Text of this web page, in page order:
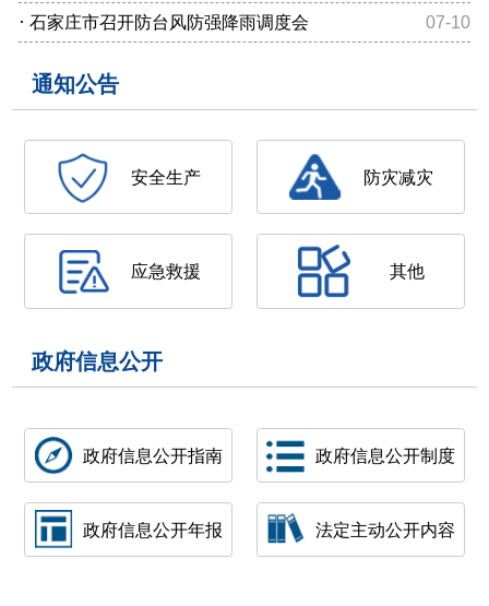
· 石家庄市召开防台风防强降雨调度会 07-10
通知公告
安全生产 防灾减灾
应急救援 其他
政府信息公开
政府信息公开指南 政府信息公开制度
政府信息公开年报 法定主动公开内容